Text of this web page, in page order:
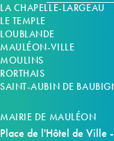
LA CHAPELLE-LARGEAU
LE TEMPLE
LOUBLANDE
MAULÉON-VILLE
MOULINS
RORTHAIS
SAINT-AUBIN DE
MAIRIE DE MAULÉON
Place de l'Hôtel de Ville